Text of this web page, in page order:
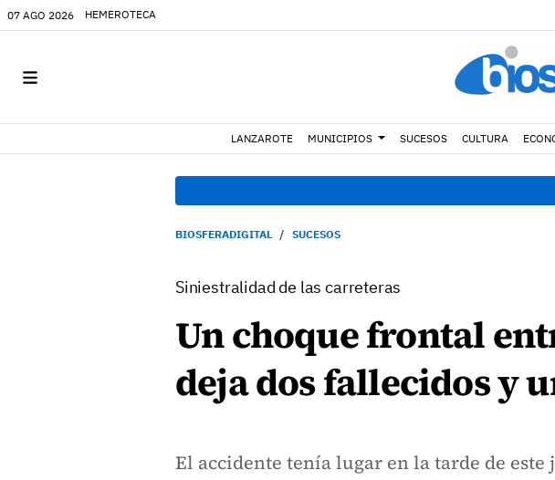
07 AGO 2026 HEMEROTECA
LANZAROTE MUNICIPIOS SUCESOS CULTURA
BIOSFERADIGITAL SUCESOS
Siniestralidad de las carreteras
Un choque frontal
deja dos fallecidos y
El accidente tenía lugar en la tarde de